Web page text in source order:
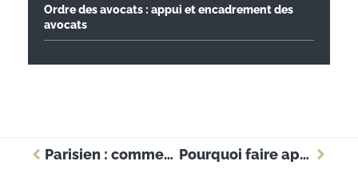
Ordre des avocats : appui et encadrement des
avocats
Parisien : comment refaire vos papiers d’identité ? Pourquoi faire appel à un Expert-comptable pour la création de mon entreprise?